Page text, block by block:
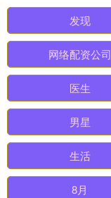
发现
网络配资公司
医生
男星
生活
8月